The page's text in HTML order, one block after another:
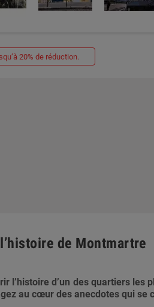
20% de réduction.
de Montmartre
l’histoire d’un des quartiers
au cœur des anecdotes qui se